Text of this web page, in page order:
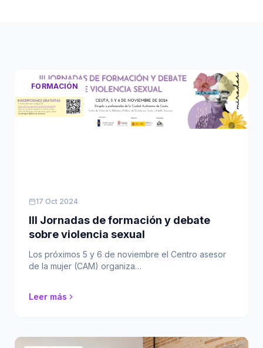
FORMACIÓN
17 Oct 2024
III Jornadas de formación y debate
sobre violencia sexual
Los próximos 5 y 6 de noviembre el Centro asesor
de la mujer (CAM) organiza…
Leer más